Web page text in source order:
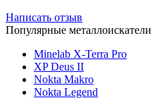
Написать отзыв
Популярные металлоискатели
Minelab X-Terra Pro
XP Deus II
Nokta Makro
Nokta Legend